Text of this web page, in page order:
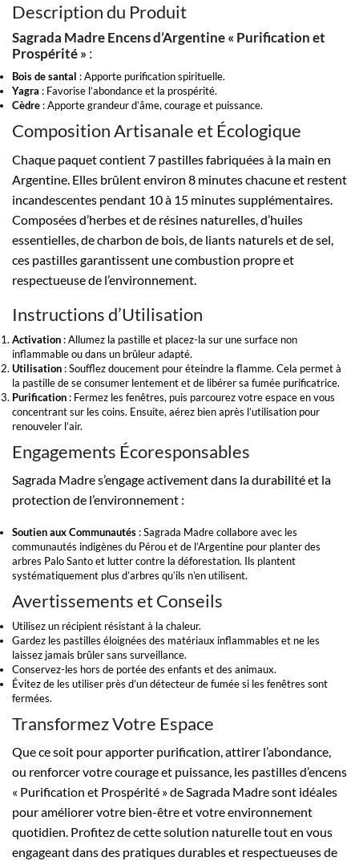
Description du Produit
Sagrada Madre Encens d’Argentine « Purification et
Prospérité » :
Bois de santal : Apporte purification spirituelle.
Yagra : Favorise l’abondance et la prospérité.
Cèdre : Apporte grandeur d’âme, courage et puissance.
Composition Artisanale et Écologique
Chaque paquet contient 7 pastilles fabriquées à la main en
Argentine. Elles brûlent environ 8 minutes chacune et restent
incandescentes pendant 10 à 15 minutes supplémentaires.
Composées d’herbes et de résines naturelles, d’huiles
essentielles, de charbon de bois, de liants naturels et de sel,
ces pastilles garantissent une combustion propre et
respectueuse de l’environnement.
Instructions d’Utilisation
Activation : Allumez la pastille et placez-la sur une surface non
inflammable ou dans un brûleur adapté.
Utilisation : Soufflez doucement pour éteindre la flamme. Cela permet à
la pastille de se consumer lentement et de libérer sa fumée purificatrice.
Purification : Fermez les fenêtres, puis parcourez votre espace en vous
concentrant sur les coins. Ensuite, aérez bien après l’utilisation pour
renouveler l’air.
Engagements Écoresponsables
Sagrada Madre s’engage activement dans la durabilité et la
protection de l’environnement :
Soutien aux Communautés : Sagrada Madre collabore avec les
communautés indigènes du Pérou et de l’Argentine pour planter des
arbres Palo Santo et lutter contre la déforestation. Ils plantent
systématiquement plus d’arbres qu’ils n’en utilisent.
Avertissements et Conseils
Utilisez un récipient résistant à la chaleur.
Gardez les pastilles éloignées des matériaux inflammables et ne les
laissez jamais brûler sans surveillance.
Conservez-les hors de portée des enfants et des animaux.
Évitez de les utiliser près d’un détecteur de fumée si les fenêtres sont
fermées.
Transformez Votre Espace
Que ce soit pour apporter purification, attirer l’abondance,
ou renforcer votre courage et puissance, les pastilles d’encens
« Purification et Prospérité » de Sagrada Madre sont idéales
pour améliorer votre bien-être et votre environnement
quotidien. Profitez de cette solution naturelle tout en vous
engageant dans des pratiques durables et respectueuses de